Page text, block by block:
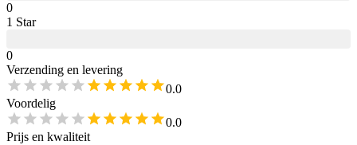
0
1 Star
0
Verzending en levering
0.0
Voordelig
0.0
Prijs en kwaliteit